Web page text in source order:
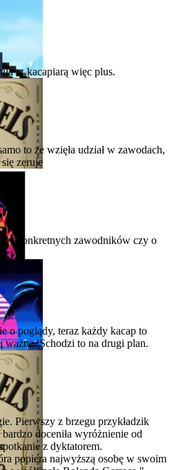
w kacapiarą więc plus.
to że wzięła udział w zawodach,
zeruje
konkretnych zawodników czy o
o poglądy, teraz każdy kacap to
ważne. Schodzi to na drugi plan.
Pierwszy z brzegu przykładzik
doceniła wyróżnienie od
z dyktatorem.
popiera najwyższą osobę w swoim